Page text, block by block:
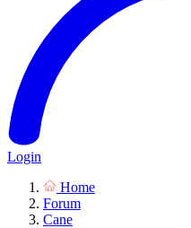
Login
Home
Forum
Cane